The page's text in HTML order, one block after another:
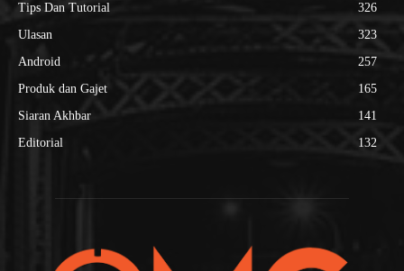
Tips Dan Tutorial
326
Ulasan
323
Android
257
Produk dan Gajet
165
Siaran Akhbar
141
Editorial
132